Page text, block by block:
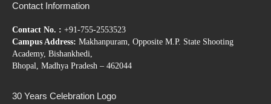
Contact Information
Contact No. : +91-755-2553523
Campus Address: Makhanpuram, Opposite M.P. State Shooting
Academy, Bishankhedi,
Bhopal, Madhya Pradesh – 462044
30 Years Celebration Logo